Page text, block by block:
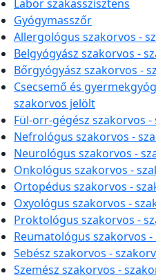
Labor szakasszisztens
Gyógymasszőr
Allergológus szakorvos -
Belgyógyász szakorvos -
Bőrgyógyász szakorvos -
Csecsemő és
szakorvos jelölt
Fül-orr-gégész szakorvos
Nefrológus szakorvos -
Neurológus szakorvos -
Onkológus szakorvos -
Ortopédus szakorvos -
Oxyológus szakorvos -
Proktológus szakorvos -
Reumatológus szakorvos
Sebész szakorvos -
Szemész szakorvos -